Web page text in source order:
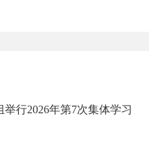
行2026年第7次集体学习